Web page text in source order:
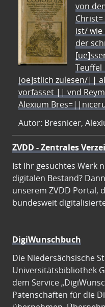
von
ist/
der
[oe]stlich zulesen/||
vorfasset || vnd
Alexium
Autor: Bresnicer,
ZVDD - Zentrales
Ist Ihr gesuchtes Werk
digitalen Bestand?
unserem ZVDD Portal,
bundesweit
DigiWunschbuch
Die Niedersächsische
Universitätsbibliothek
dem Service
Patenschaften für die